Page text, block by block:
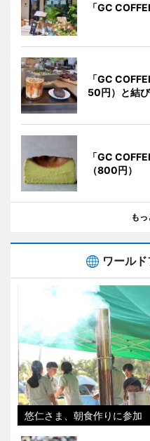
「GC
「GC
50円）と結
「GC
（800円）
も
ワール
悠仁さま、朝食作りに参加